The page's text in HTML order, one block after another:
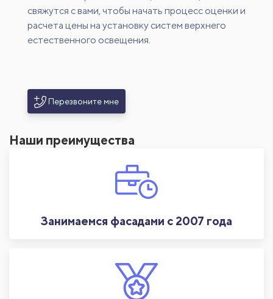
свяжутся с вами, чтобы начать процесс оценки и
расчета цены на установку систем верхнего
естественного освещения.
Перезвоните мне
Наши преимущества
Занимаемся фасадами с 2007 года